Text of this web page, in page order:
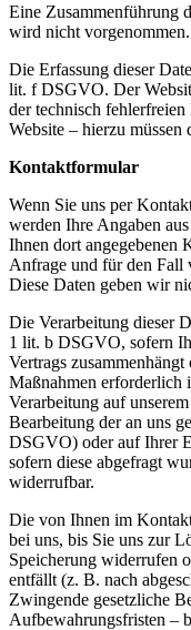
Eine Zusammenführung
wird nicht vorgenommen.
Die Erfassung dieser
lit. f DSGVO. Der
der technisch
Website – hierzu
Kontaktformular
Wenn Sie uns per
werden Ihre Angaben
Ihnen dort angegebenen
Anfrage und für den Fall
Diese Daten geben wir
Die Verarbeitung dieser
1 lit. b DSGVO, sofern
Vertrags
Maßnahmen erforderlich
Verarbeitung auf
Bearbeitung der an uns
DSGVO) oder auf Ihrer
sofern diese abgefragt
widerrufbar.
Die von Ihnen im
bei uns, bis Sie uns zur
Speicherung widerrufen
entfällt (z. B. nach
Zwingende gesetzliche
Aufbewahrungsfristen –